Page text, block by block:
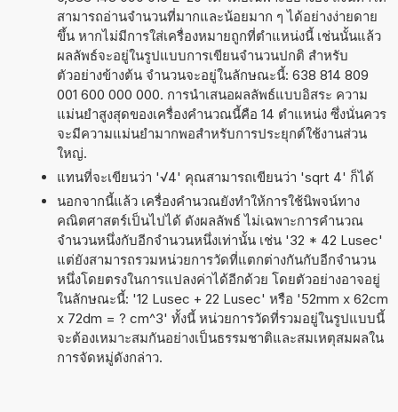
สามารถอ่านจำนวนที่มากและน้อยมาก ๆ ได้อย่างง่ายดาย
ขึ้น หากไม่มีการใส่เครื่องหมายถูกที่ตำแหน่งนี้ เช่นนั้นแล้ว
ผลลัพธ์จะอยู่ในรูปแบบการเขียนจำนวนปกติ สำหรับ
ตัวอย่างข้างต้น จำนวนจะอยู่ในลักษณะนี้: 638 814 809
001 600 000 000. การนำเสนอผลลัพธ์แบบอิสระ ความ
แม่นยำสูงสุดของเครื่องคำนวณนี้คือ 14 ตำแหน่ง ซึ่งนั่นควร
จะมีความแม่นยำมากพอสำหรับการประยุกต์ใช้งานส่วน
ใหญ่.
แทนที่จะเขียนว่า '√4' คุณสามารถเขียนว่า 'sqrt 4' ก็ได้
นอกจากนี้แล้ว เครื่องคำนวณยังทำให้การใช้นิพจน์ทาง
คณิตศาสตร์เป็นไปได้ ดังผลลัพธ์ ไม่เฉพาะการคำนวณ
จำนวนหนึ่งกับอีกจำนวนหนึ่งเท่านั้น เช่น '32 * 42 Lusec'
แต่ยังสามารถรวมหน่วยการวัดที่แตกต่างกันกับอีกจำนวน
หนึ่งโดยตรงในการแปลงค่าได้อีกด้วย โดยตัวอย่างอาจอยู่
ในลักษณะนี้: '12 Lusec + 22 Lusec' หรือ '52mm x 62cm
x 72dm = ? cm^3' ทั้งนี้ หน่วยการวัดที่รวมอยู่ในรูปแบบนี้
จะต้องเหมาะสมกันอย่างเป็นธรรมชาติและสมเหตุสมผลใน
การจัดหมู่ดังกล่าว.